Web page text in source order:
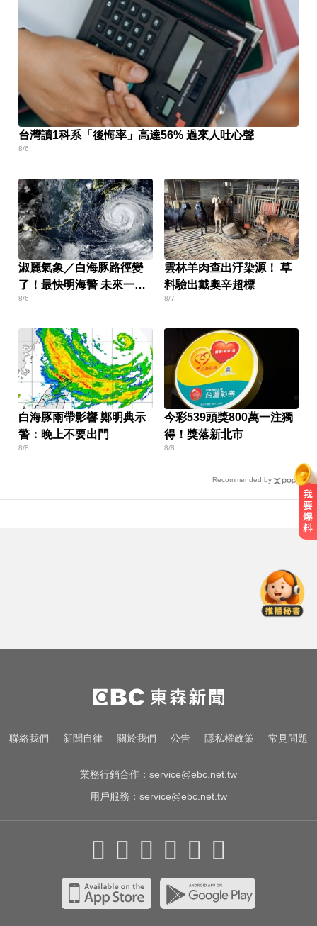
台灣讀1科系「後悔率」高達56% 過來人吐心聲
8/6
淑麗氣象／白海豚路徑變
了！最快明海警 未來一週
降雨熱區曝
8/6
雲林羊肉查出汙染源！ 草
料驗出戴奧辛超標
8/7
白海豚雨帶影響 鄭明典示
警：晚上不要出門
8/8
今彩539頭獎800萬一注獨
得！獎落新北市
8/8
Recommended by
車 車頭嚴重變形
民進黨資深前輩辭世！前彰化市代
蔡裕昌罹癌 享壽71歲
熊本強震！台灣送帳篷成搶手物資
聯絡我們 新聞自律 關於我們 公告 隱私權政策 常見問題
業務行銷合作： service@ebc.net.tw
用戶服務： service@ebc.net.tw